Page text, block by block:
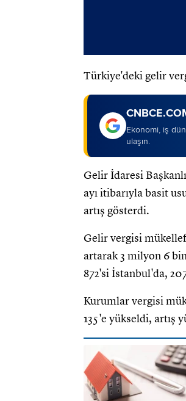
Türkiye'deki gelir
Ekonomi, iş
ulaşın.
Gelir İdaresi
ayı itibarıyla basit
artış gösterdi.
Gelir vergisi
artarak 3 milyon 6
872'si İstanbul'da,
Kurumlar vergisi
135'e yükseldi, artış